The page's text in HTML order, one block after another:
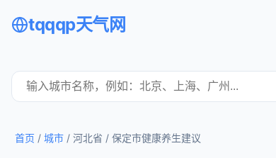
tqqqp天气网
首页 / 城市 / 河北省 / 保定市健康养生建议